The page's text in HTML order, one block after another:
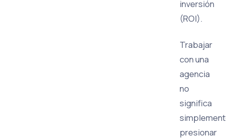
inversión
(ROI).
Trabajar
con una
agencia
no
significa
presionar